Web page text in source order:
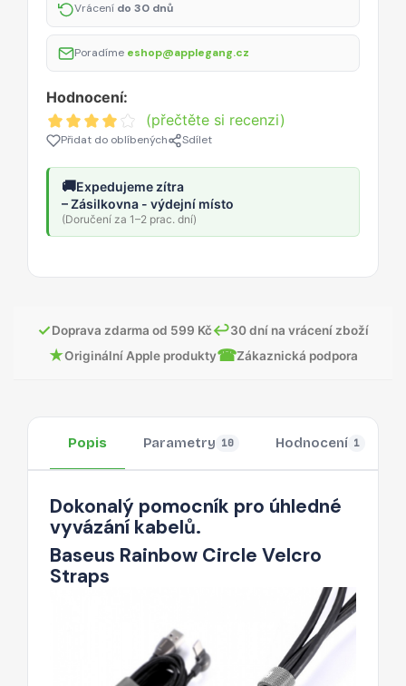
Vrácení do 30 dnů
Poradíme eshop@applegang.cz
Hodnocení:
(přečtěte si recenzi)
Přidat do oblíbených Sdílet
🚚Expedujeme zítra
– Zásilkovna - výdejní místo
(Doručení za 1–2 prac. dní)
✓Doprava zdarma od 599 Kč↩30 dní na vrácení zboží
★Originální Apple produkty☎Zákaznická podpora
Popis Parametry 10 Hodnocení 1
Dokonalý pomocník pro úhledné
vyvázání kabelů.
Baseus Rainbow Circle Velcro
Straps